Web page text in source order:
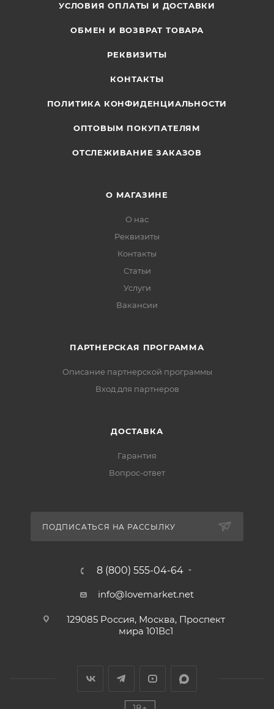
УСЛОВИЯ ОПЛАТЫ И ДОСТАВКИ
ОБМЕН И ВОЗВРАТ ТОВАРА
РЕКВИЗИТЫ
КОНТАКТЫ
ПОЛИТИКА КОНФИДЕНЦИАЛЬНОСТИ
ОПТОВЫМ ПОКУПАТЕЛЯМ
ОТСЛЕЖИВАНИЕ ЗАКАЗОВ
О МАГАЗИНЕ
О нас
Реквизиты
Контакты
Статьи
Услуги
Вакансии
ПАРТНЕРСКАЯ ПРОГРАММА
Описание партнерской программы
Вход для партнеров
ДОСТАВКА
Гарантия
Вопрос-ответ
ПОДПИСАТЬСЯ НА РАССЫЛКУ
8 (800) 555-04-64
info@lovemarket.net
129085 Россия, Москва, Проспект
мира 101Вс1